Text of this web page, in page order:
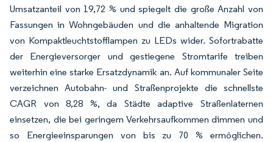
Umsatzanteil von 19,72 % und spiegelt die große Anzahl von
Fassungen in Wohngebäuden und die anhaltende Migration
von Kompaktleuchtstofflampen zu LEDs wider. Sofortrabatte
der Energieversorger und gestiegene Stromtarife treiben
weiterhin eine starke Ersatzdynamik an. Auf kommunaler Seite
verzeichnen Autobahn- und Straßenprojekte die schnellste
CAGR von 8,28 %, da Städte adaptive Straßenlaternen
einsetzen, die bei geringem Verkehrsaufkommen dimmen und
so Energieeinsparungen von bis zu 70 % ermöglichen.